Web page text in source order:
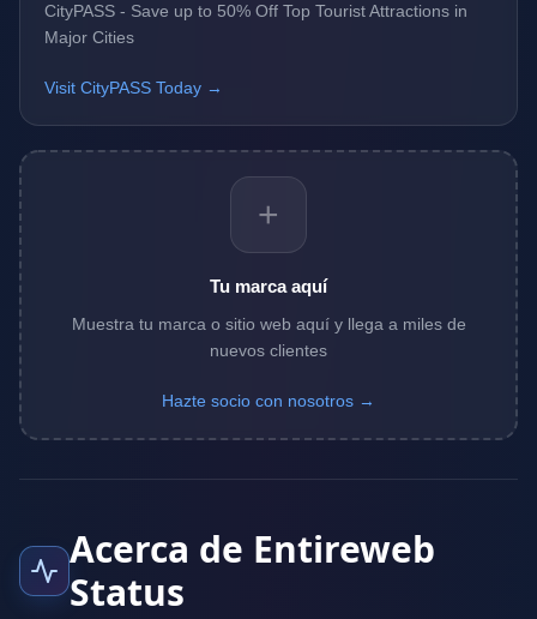
CityPASS - Save up to 50% Off Top Tourist Attractions in
Major Cities
Visit CityPASS Today →
+
Tu marca aquí
Muestra tu marca o sitio web aquí y llega a miles de
nuevos clientes
Hazte socio con nosotros →
Acerca de Entireweb
Status